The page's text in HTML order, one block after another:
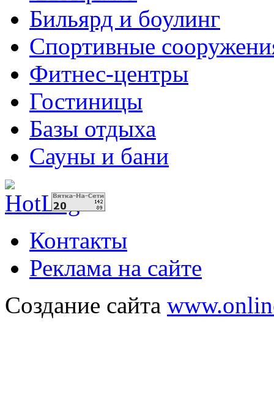
Бильярд и боулинг
Спортивные
Фитнес-центры
Гостиницы
Базы отдыха
Сауны и бани
Контакты
Реклама на сайте
Создание сайта